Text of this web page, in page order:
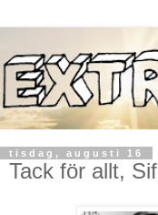
tisdag, augusti 16
Tack för allt, Sif